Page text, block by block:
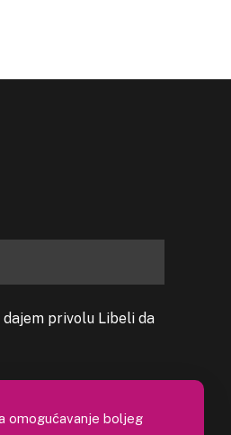
privolu Libeli da
omogućavanje boljeg